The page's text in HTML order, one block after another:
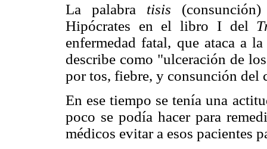
La palabra tisis
Hipócrates en el libro I del
enfermedad fatal, que ataca a
describe como "ulceración de
por tos, fiebre, y consunción del
En ese tiempo se tenía una
poco se podía hacer para
médicos evitar a esos pacientes